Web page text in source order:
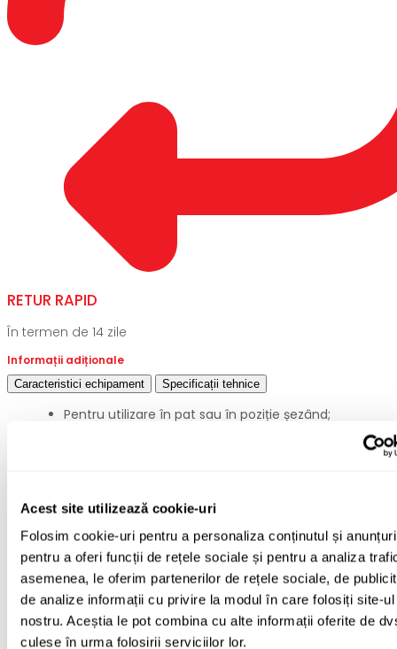
Acest site utilizează cookie-uri
Folosim cookie-uri pentru a personaliza conținutul și
pentru a oferi funcții de rețele sociale și pentru a analiza
asemenea, le oferim partenerilor de rețele sociale, de
de analize informații cu privire la modul în care folosiți site-ul
nostru. Aceștia le pot combina cu alte informații oferite de
culese în urma folosirii serviciilor lor.
RETUR RAPID
În termen de 14 zile
Informații adiționale
Caracteristici echipament Specificații tehnice
Pentru utilizare în pat sau în poziție șezând;
Brațe de flexie / extensie extinse de la 0° la 110°
Braț de flexie / extensie îndoit de la 30° la 110°.
amplitudinea mișcării – 110
0
permite mișcări de flexie/ extensie și abducție/
aducție a umărului;
ajustarea poziției aparatului în funcție de poziția
pacientului.